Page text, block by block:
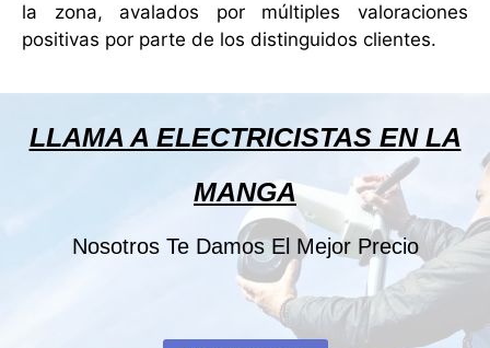
la zona, avalados por múltiples valoraciones
positivas por parte de los distinguidos clientes.
LLAMA A ELECTRICISTAS EN LA
MANGA
Nosotros Te Damos El Mejor Precio